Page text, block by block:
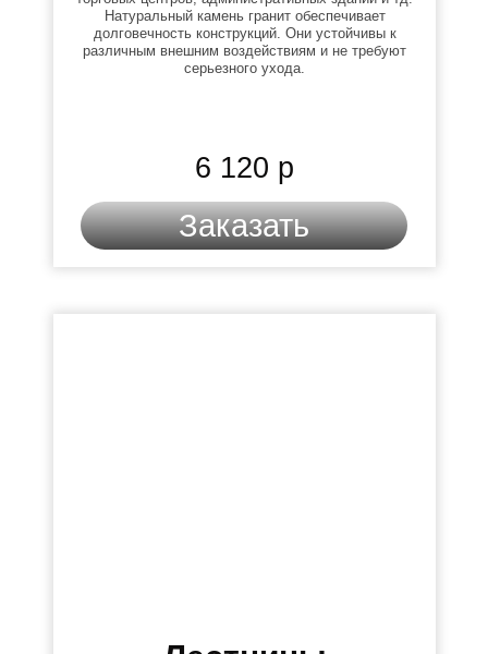
Заказать
6 120 р
Натуральный камень гранит обеспечивает
долговечность конструкций. Они устойчивы к
различным внешним воздействиям и не требуют
серьезного ухода.